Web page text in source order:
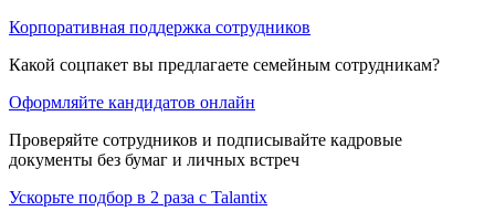
Корпоративная поддержка сотрудников
Какой соцпакет вы предлагаете семейным сотрудникам?
Оформляйте кандидатов онлайн
Проверяйте сотрудников и подписывайте кадровые
документы без бумаг и личных встреч
Ускорьте подбор в 2 раза с Talantix